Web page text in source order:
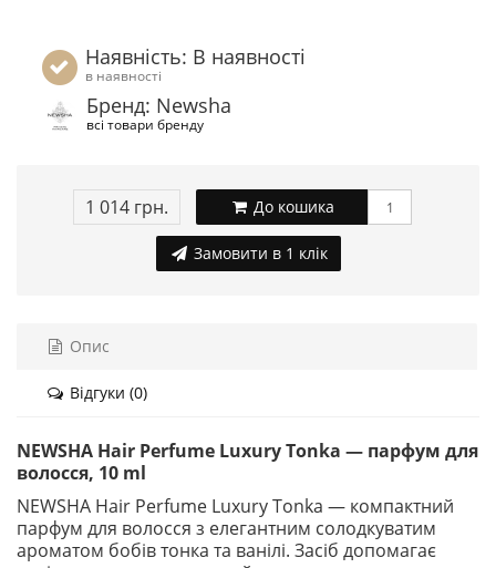
Наявність: В наявності
в наявності
Бренд: Newsha
всі товари бренду
1 014 грн. До кошика
Замовити в 1 клік
Опис
Відгуки (0)
NEWSHA Hair Perfume Luxury Tonka — парфум для
волосся, 10 ml
NEWSHA Hair Perfume Luxury Tonka — компактний
парфум для волосся з елегантним солодкуватим
ароматом бобів тонка та ванілі. Засіб допомагає